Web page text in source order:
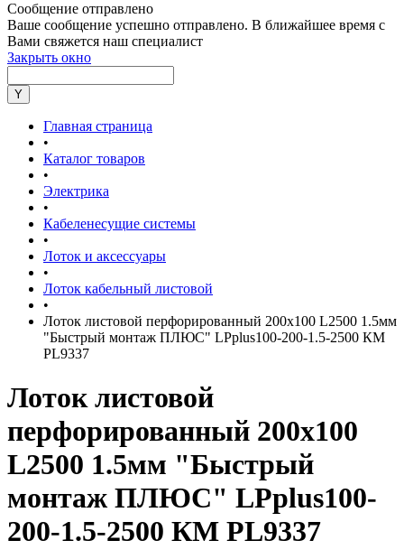
Сообщение отправлено
Ваше сообщение успешно отправлено. В ближайшее время с
Вами свяжется наш специалист
Закрыть окно
Главная страница
•
Каталог товаров
•
Электрика
•
Кабеленесущие системы
•
Лоток и аксессуары
•
Лоток кабельный листовой
•
Лоток листовой перфорированный 200х100 L2500 1.5мм
"Быстрый монтаж ПЛЮС" LPplus100-200-1.5-2500 КМ
PL9337
Лоток листовой
перфорированный 200х100
L2500 1.5мм "Быстрый
монтаж ПЛЮС" LPplus100-
200-1.5-2500 КМ PL9337